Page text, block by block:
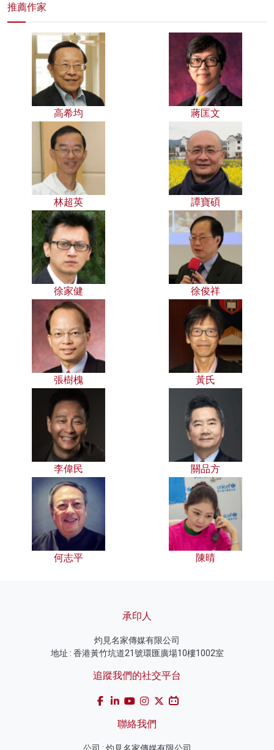
推薦作家
高希均 蔣匡文
林超英 譚寶碩
徐家健 徐俊祥
張樹槐 黃氏
李偉民 關品方
何志平 陳晴
承印人
灼見名家傳媒有限公司
地址 : 香港黃竹坑道21號環匯廣場10樓1002室
追蹤我們的社交平台
聯絡我們
公司 : 灼見名家傳媒有限公司